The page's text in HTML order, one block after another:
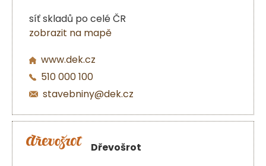
síť skladů po celé ČR
zobrazit na mapě
www.dek.cz
510 000 100
stavebniny@dek.cz
Dřevošrot